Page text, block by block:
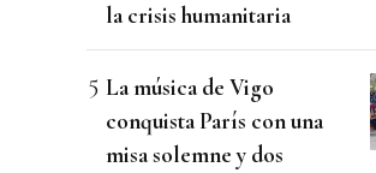
la crisis humanitaria
La música de Vigo
conquista París con una
misa solemne y dos